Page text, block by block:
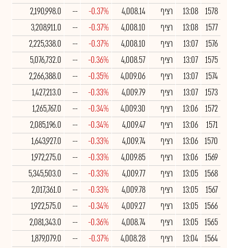
1578
13:08 רציף 4,008.14
-0.37%
--
2,190,998.0
1577
13:08 רציף 4,008.10
-0.37%
--
3,208,911.0
1576
13:07 רציף 4,008.10
-0.37%
--
2,225,338.0
1575
13:07 רציף 4,008.57
-0.36%
--
5,076,732.0
1574
13:07 רציף 4,009.06
-0.35%
--
2,266,388.0
1573
13:07 רציף 4,009.79
-0.33%
--
1,427,213.0
1572
13:06 רציף 4,009.30
-0.34%
--
1,265,767.0
1571
13:06 רציף 4,009.47
-0.34%
--
2,085,196.0
1570
13:06 רציף 4,009.74
-0.33%
--
1,643,927.0
1569
13:06 רציף 4,009.85
-0.33%
--
1,972,275.0
1568
13:05 רציף 4,009.77
-0.33%
--
5,345,503.0
1567
13:05 רציף 4,009.78
-0.33%
--
2,017,361.0
1566
13:05 רציף 4,009.27
-0.34%
--
1,922,575.0
1565
13:05 רציף 4,008.74
-0.36%
--
2,081,343.0
1564
13:04 רציף 4,008.28
-0.37%
--
1,879,079.0